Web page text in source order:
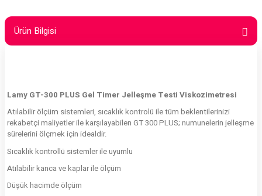
Ürün Bilgisi
Lamy GT-300 PLUS Gel Timer Jelleşme Testi Viskozimetresi
Atılabilir ölçüm sistemleri, sıcaklık kontrolü ile tüm beklentilerinizi
rekabetçi maliyetler ile karşılayabilen GT 300 PLUS; numunelerin jelleşme
sürelerini ölçmek için idealdir.
Sıcaklık kontrollü sistemler ile uyumlu
Atılabilir kanca ve kaplar ile ölçüm
Düşük hacimde ölçüm